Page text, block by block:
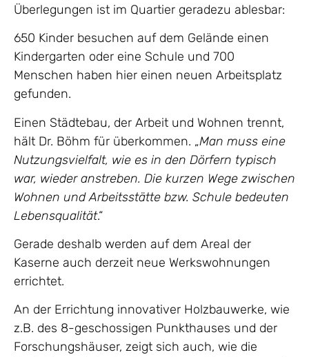
Überlegungen ist im Quartier geradezu ablesbar:
650 Kinder besuchen auf dem Gelände einen
Kindergarten oder eine Schule und 700
Menschen haben hier einen neuen Arbeitsplatz
gefunden.
Einen Städtebau, der Arbeit und Wohnen trennt,
hält Dr. Böhm für überkommen. „Man muss eine
Nutzungsvielfalt, wie es in den Dörfern typisch
war, wieder anstreben. Die kurzen Wege zwischen
Wohnen und Arbeitsstätte bzw. Schule bedeuten
Lebensqualität.“
Gerade deshalb werden auf dem Areal der
Kaserne auch derzeit neue Werkswohnungen
errichtet.
An der Errichtung innovativer Holzbauwerke, wie
z.B. des 8-geschossigen Punkthauses und der
Forschungshäuser, zeigt sich auch, wie die